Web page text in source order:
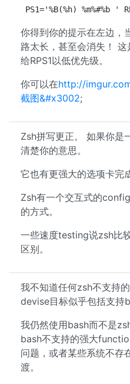
PS1='%B(%h) %m%#%b '
你得到你的提示在左边，
路太长，甚至会消失！
给RPS1以低优先级。
你可以在http://
截图&#x3002;
Zsh拼写更正。 如果你是
清楚你的意思。
它也有更强大的选项卡完
Zsh有一个交互式的
的方式。
一些速度testing说zsh比
区别。
我不知道任何zsh不支持
devise目标似乎包括支持
我仍然使用bash而不是
bash不支持的强大
问题，或者某些系统不存
渡。